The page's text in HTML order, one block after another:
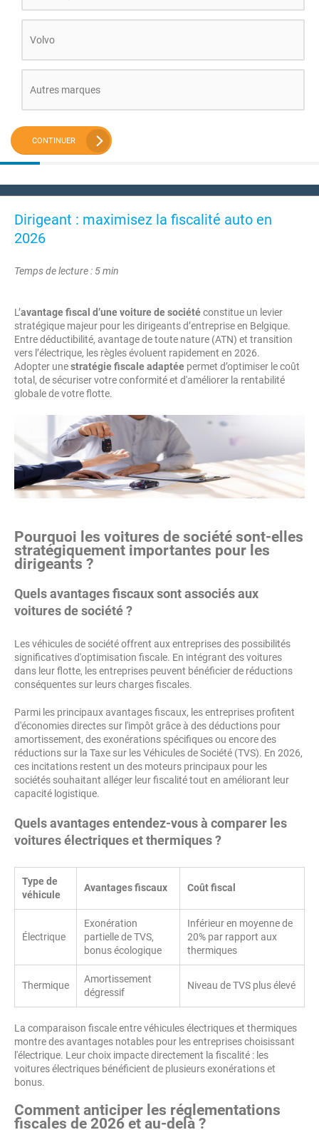
Volvo
Autres marques
CONTINUER
Dirigeant : maximisez la fiscalité auto en
2026
Temps de lecture : 5 min
L’avantage fiscal d’une voiture de sociétéconstitue un levier
stratégique majeur pour les dirigeants d’entreprise en Belgique.
Entre déductibilité, avantage de toute nature (ATN) et transition
vers l’électrique, les règles évoluent rapidement en 2026.
Adopter unestratégie fiscale adaptée permet d’optimiser le coût
total, de sécuriser votre conformité et d'améliorer la rentabilité
globale de votre flotte.
Pourquoi les voitures de société sont-elles
stratégiquement importantes pour les
dirigeants ?
Quels avantages fiscaux sont associés aux
voitures de société ?
Les véhicules de société offrent aux entreprises des possibilités
significatives d'optimisation fiscale. En intégrant des voitures
dans leur flotte, les entreprises peuvent bénéficier de réductions
conséquentes sur leurs charges fiscales.
Parmi les principaux avantages fiscaux, les entreprises profitent
d'économies directes sur l'impôt grâce à des déductions pour
amortissement, des exonérations spécifiques ou encore des
réductions sur la Taxe sur les Véhicules de Société (TVS). En 2026,
ces incitations restent un des moteurs principaux pour les
sociétés souhaitant alléger leur fiscalité tout en améliorant leur
capacité logistique.
Quels avantages entendez-vous à comparer les
voitures électriques et thermiques ?
Type de
véhicule
Avantages fiscaux Coût fiscal
Électrique
Exonération
partielle de TVS,
bonus écologique
Inférieur en moyenne de
20% par rapport aux
thermiques
Thermique
Amortissement
dégressif
Niveau de TVS plus élevé
La comparaison fiscale entre véhicules électriques et thermiques
montre des avantages notables pour les entreprises choisissant
l'électrique. Leur choix impacte directement la fiscalité : les
voitures électriques bénéficient de plusieurs exonérations et
bonus.
Comment anticiper les réglementations
fiscales de 2026 et au-delà ?